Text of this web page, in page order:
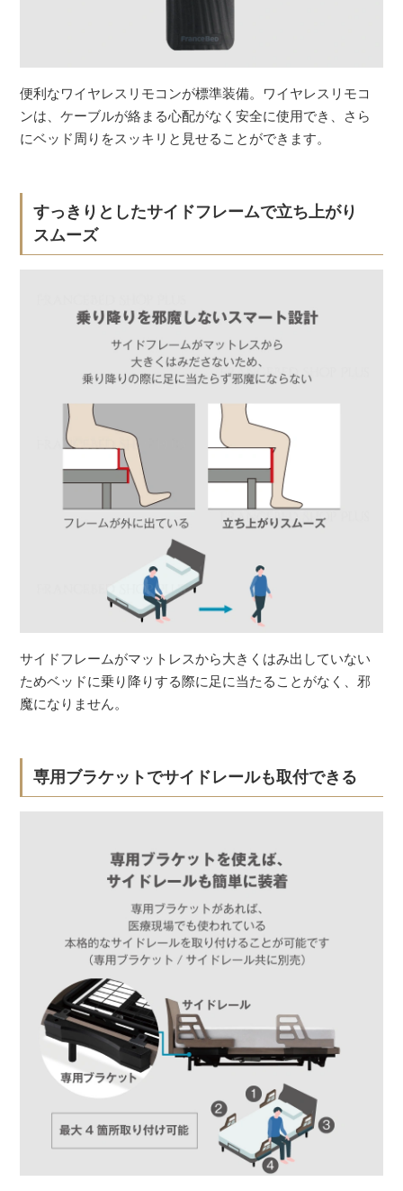
便利なワイヤレスリモコンが標準装備。ワイヤレスリモコ
ンは、ケーブルが絡まる心配がなく安全に使用でき、さら
にベッド周りをスッキリと見せることができます。
すっきりとしたサイドフレームで立ち上がり
スムーズ
サイドフレームがマットレスから大きくはみ出していない
ためベッドに乗り降りする際に足に当たることがなく、邪
魔になりません。
専用ブラケットでサイドレールも取付できる